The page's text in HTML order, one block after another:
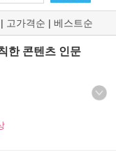
| 고가격순 | 베스트순
한 콘텐츠 인문